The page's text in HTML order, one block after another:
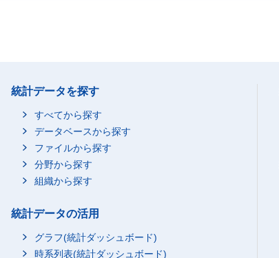
234
50
108
統計データを探す
すべてから探す
データベースから探す
ファイルから探す
分野から探す
組織から探す
統計データの活用
グラフ(統計ダッシュボード)
時系列表(統計ダッシュボード)